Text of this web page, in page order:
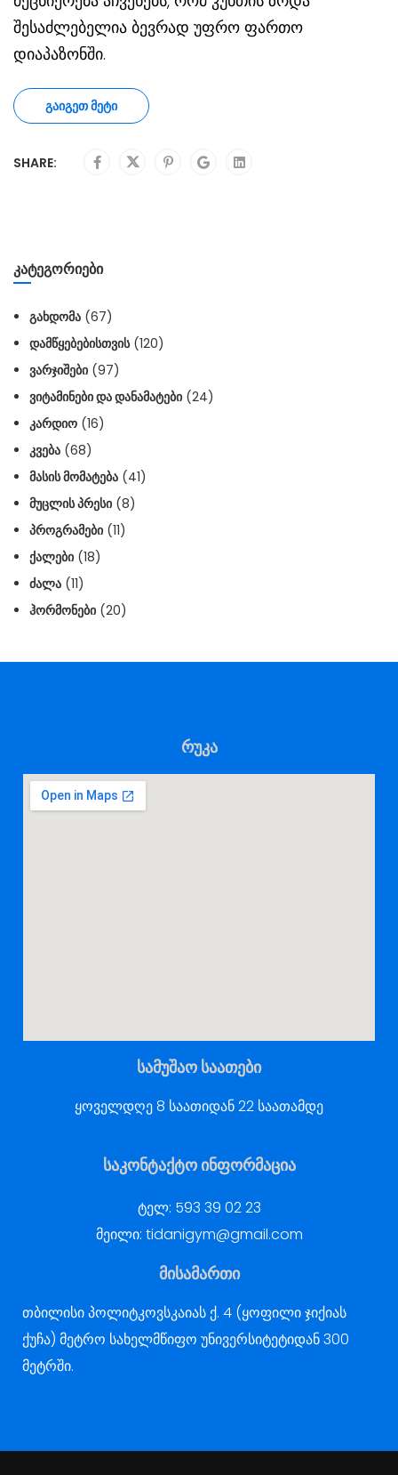
შესაძლებელია ბევრად უფრო ფართო
დიაპაზონში.
ᲒᲐᲘᲒᲔᲗ ᲛᲔᲢᲘ
SHARE:
ᲙᲐᲢᲔᲒᲝᲠᲘᲔᲑᲘ
ᲒᲐᲮᲓᲝᲛᲐ (67)
ᲓᲐᲛᲬᲧᲔᲑᲔᲑᲘᲡᲗᲕᲘᲡ(120)
ᲕᲐᲠᲯᲘᲨᲔᲑᲘ (97)
ᲕᲘᲢᲐᲛᲘᲜᲔᲑᲘ ᲓᲐ ᲓᲐᲜᲐᲛᲐᲢᲔᲑᲘ (24)
ᲙᲐᲠᲓᲘᲝ (16)
ᲙᲕᲔᲑᲐ (68)
ᲛᲐᲡᲘᲡ ᲛᲝᲛᲐᲢᲔᲑᲐ (41)
ᲛᲣᲪᲚᲘᲡ ᲞᲠᲔᲡᲘ (8)
ᲞᲠᲝᲒᲠᲐᲛᲔᲑᲘ (11)
ᲥᲐᲚᲔᲑᲘ (18)
ᲫᲐᲚᲐ (11)
ᲰᲝᲠᲛᲝᲜᲔᲑᲘ (20)
რუკა
სამუშაო საათები
ყოველდღე 8 საათიდან 22 საათამდე
საკონტაქტო ინფორმაცია
ტელ: 593 39 02 23
მეილი: tidanigym@gmail.com
მისამართი
თბილისი პოლიტკოვსკაიას ქ. 4 (ყოფილი ჯიქიას
ქუჩა) მეტრო სახელმწიფო უნივერსიტეტიდან 300
მეტრში.